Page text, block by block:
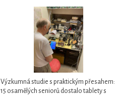
Výzkumná studie s praktickým přesahem:
15 osamělých seniorů dostalo tablety s